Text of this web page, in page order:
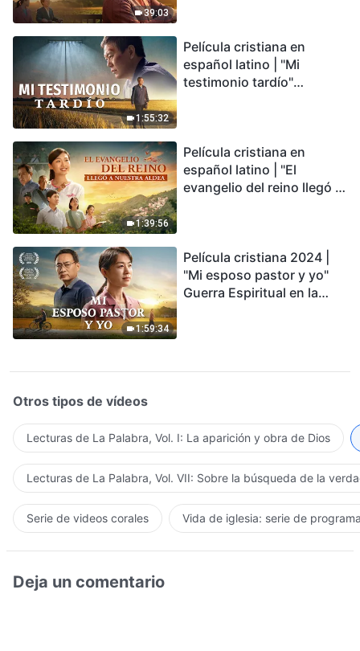
39:03
1:55:32
Película cristiana en
español latino | "Mi
testimonio tardío"
conmovedor
1:39:56
Película cristiana en
español latino | "El
evangelio del reino llegó a
1:59:34
Película cristiana 2024 |
"Mi esposo pastor y yo"
Guerra Espiritual en la
Otros tipos de vídeos
Lecturas de La Palabra, Vol. I: La aparición y obra de Dios
Lecturas de La Palabra, Vol. VII: Sobre la búsqueda de la
Serie de videos corales Vida de iglesia: serie de
Deja un comentario